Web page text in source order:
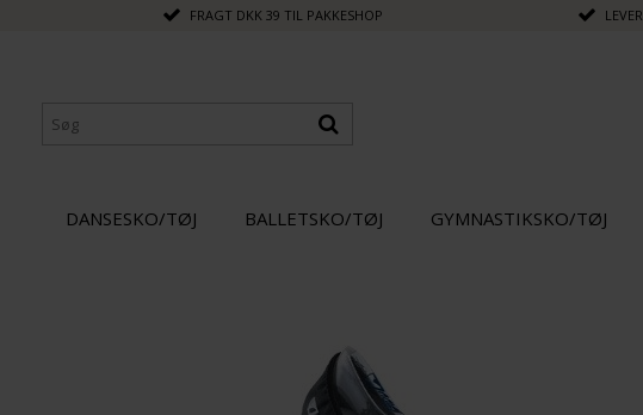
FRAGT DKK 39 TIL PAKKESHOP
DANSESKO/TØJ BALLETSKO/TØJ GYMNASTIKSKO/TØJ